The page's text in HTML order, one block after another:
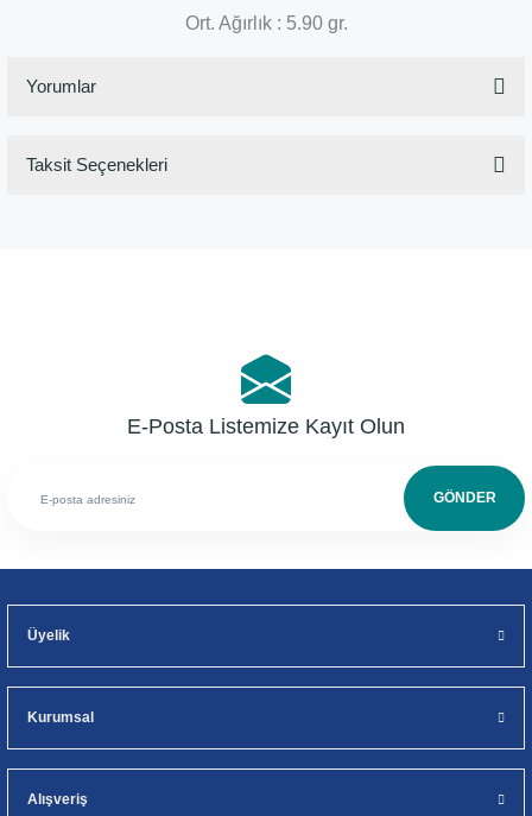
Ort. Ağırlık : 5.90 gr.
Yorumlar
Taksit Seçenekleri
E-Posta Listemize Kayıt Olun
GÖNDER
Üyelik
Kurumsal
Alışveriş